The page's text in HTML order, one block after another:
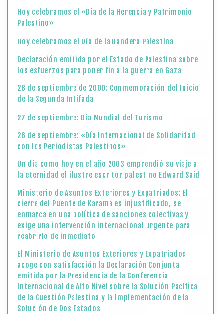
Hoy celebramos el «Día de la Herencia y Patrimonio
Palestino»
Hoy celebramos el Día de la Bandera Palestina
Declaración emitida por el Estado de Palestina sobre
los esfuerzos para poner fin a la guerra en Gaza
28 de septiembre de 2000: Conmemoración del Inicio
de la Segunda Intifada
27 de septiembre: Día Mundial del Turismo
26 de septiembre: «Día Internacional de Solidaridad
con los Periodistas Palestinos»
Un día como hoy en el año 2003 emprendió su viaje a
la eternidad el ilustre escritor palestino Edward Said
Ministerio de Asuntos Exteriores y Expatriados: El
cierre del Puente de Karama es injustificado, se
enmarca en una política de sanciones colectivas y
exige una intervención internacional urgente para
reabrirlo de inmediato
El Ministerio de Asuntos Exteriores y Expatriados
acoge con satisfacción la Declaración Conjunta
emitida por la Presidencia de la Conferencia
Internacional de Alto Nivel sobre la Solución Pacífica
de la Cuestión Palestina y la Implementación de la
Solución de Dos Estados